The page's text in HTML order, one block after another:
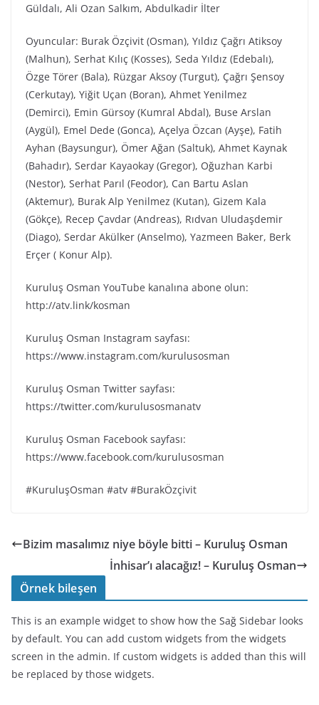
Güldalı, Ali Ozan Salkım, Abdulkadir İlter
Oyuncular: Burak Özçivit (Osman), Yıldız Çağrı Atiksoy
(Malhun), Serhat Kılıç (Kosses), Seda Yıldız (Edebalı),
Özge Törer (Bala), Rüzgar Aksoy (Turgut), Çağrı Şensoy
(Cerkutay), Yiğit Uçan (Boran), Ahmet Yenilmez
(Demirci), Emin Gürsoy (Kumral Abdal), Buse Arslan
(Aygül), Emel Dede (Gonca), Açelya Özcan (Ayşe), Fatih
Ayhan (Baysungur), Ömer Ağan (Saltuk), Ahmet Kaynak
(Bahadır), Serdar Kayaokay (Gregor), Oğuzhan Karbi
(Nestor), Serhat Parıl (Feodor), Can Bartu Aslan
(Aktemur), Burak Alp Yenilmez (Kutan), Gizem Kala
(Gökçe), Recep Çavdar (Andreas), Rıdvan Uludaşdemir
(Diago), Serdar Akülker (Anselmo), Yazmeen Baker, Berk
Erçer ( Konur Alp).
Kuruluş Osman YouTube kanalına abone olun:
http://atv.link/kosman
Kuruluş Osman Instagram sayfası:
https://www.instagram.com/kurulusosman
Kuruluş Osman Twitter sayfası:
https://twitter.com/kurulusosmanatv
Kuruluş Osman Facebook sayfası:
https://www.facebook.com/kurulusosman
#KuruluşOsman #atv #BurakÖzçivit
Bizim masalımız niye böyle bitti – Kuruluş Osman
İnhisar’ı alacağız! – Kuruluş Osman
Örnek bileşen
This is an example widget to show how the Sağ Sidebar looks
by default. You can add custom widgets from the widgets
screen in the admin. If custom widgets is added than this will
be replaced by those widgets.